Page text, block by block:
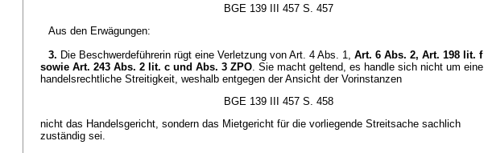
BGE 139 III 457 S. 457
Aus den Erwägungen:
3. Die Beschwerdeführerin rügt eine Verletzung von Art. 4 Abs. 1, Art. 6 Abs. 2, Art. 198 lit. f
sowie Art. 243 Abs. 2 lit. c und Abs. 3 ZPO. Sie macht geltend, es handle sich nicht um eine
handelsrechtliche Streitigkeit, weshalb entgegen der Ansicht der Vorinstanzen
BGE 139 III 457 S. 458
nicht das Handelsgericht, sondern das Mietgericht für die vorliegende Streitsache sachlich
zuständig sei.